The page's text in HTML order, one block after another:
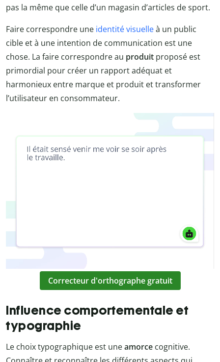
pas la même que celle d’un magasin d’articles de sport.
Faire correspondre une identité visuelleà un public
cible et à une intention de communication est une
chose. La faire correspondre au produit proposé est
primordial pour créer un rapport adéquat et
harmonieux entre marque et produit et transformer
l’utilisateur en consommateur.
Correcteur d'orthographe gratuit
Influence comportementale et
typographie
Le choix typographique est uneamorce cognitive.